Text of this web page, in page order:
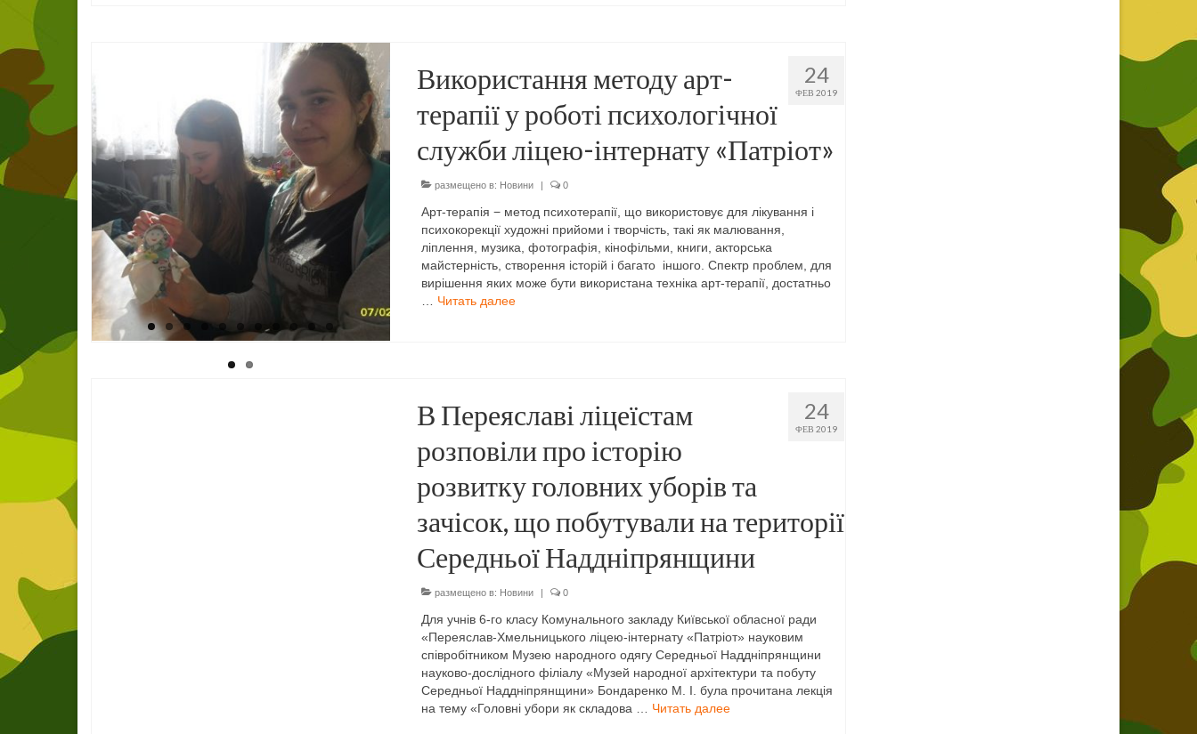
24
ФЕВ 2019
Використання методу арт-
терапії у роботі психологічної
служби ліцею-інтернату «Патріот»
размещено в: Новини | 0
Арт-терапія − метод психотерапії, що використовує для лікування і
психокорекції художні прийоми і творчість, такі як малювання,
ліплення, музика, фотографія, кінофільми, книги, акторська
майстерність, створення історій і багато іншого. Спектр проблем, для
вирішення яких може бути використана техніка арт-терапії, достатньо
Читать далее
24
ФЕВ 2019
В Переяславі ліцеїстам
розповіли про історію
розвитку головних уборів та
зачісок, що побутували на території
Середньої Наддніпрянщини
размещено в: Новини | 0
Для учнів 6-го класу Комунального закладу Київської обласної ради
«Переяслав-Хмельницького ліцею-інтернату «Патріот» науковим
співробітником Музею народного одягу Середньої Наддніпрянщини
науково-дослідного філіалу «Музей народної архітектури та побуту
Середньої Наддніпрянщини» Бондаренко М. І. була прочитана лекція
на тему «Головні убори як складова … Читать далее